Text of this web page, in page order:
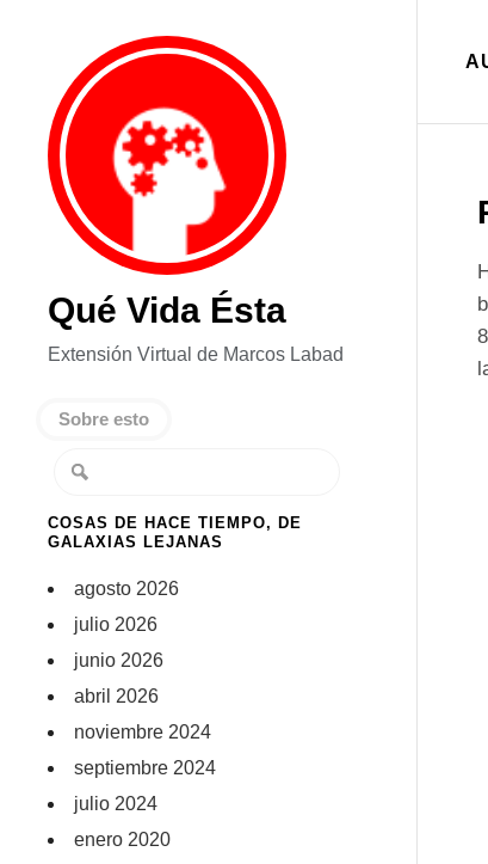
Qué Vida Ésta
Extensión Virtual de Marcos Labad
Sobre esto
COSAS DE HACE TIEMPO, DE
GALAXIAS LEJANAS
agosto 2026
julio 2026
junio 2026
abril 2026
noviembre 2024
septiembre 2024
julio 2024
enero 2020